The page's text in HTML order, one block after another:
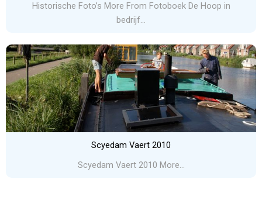
Historische Foto’s More From Fotoboek De Hoop in
bedrijf...
Scyedam Vaert 2010
Scyedam Vaert 2010 More...